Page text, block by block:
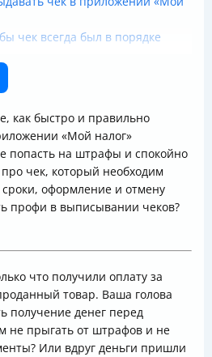
чек всегда был в порядке
как быстро и правильно
«Мой налог»
попасть на штрафы и спокойно
чек, который необходим
оформление и отмену
профи в выписывании чеков?
что получили оплату за
товар. Ваша голова
получение денег перед
не прыгать от штрафов и не
Или вдруг деньги пришли